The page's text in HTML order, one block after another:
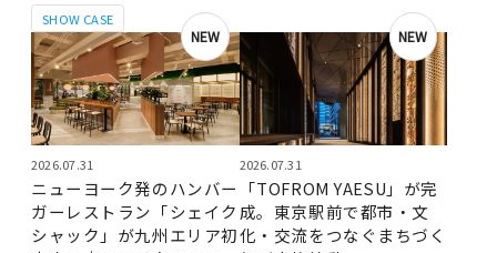
SHOW CASE
NEW
2026.07.31
ニューヨーク発のハンバー
ガーレストラン「シェイク
シャック」が九州エリア初
NEW
2026.07.31
「TOFROM YAESU」が完
成。東京駅前で都市・文
化・交流をつなぐまちづく